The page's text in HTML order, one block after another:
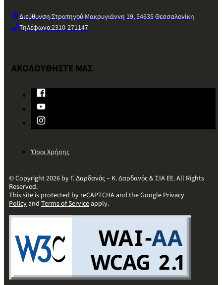
Διεύθυνση:Στρατηγού Μακρυγιάννη 19, 54635 Θεσσαλονίκη
Τηλέφωνο:2310-271147
ΑΚΟΛΟΥΘΗΣΤΕ ΜΑΣ
Όροι Χρήσης
© Copyright 2026 by Γ. Δαρδανός – Κ. Δαρδανός & ΣΙΑ ΕΕ. All Rights
Reserved.
This site is protected by reCAPTCHA and the GooglePrivacy
Policyand Terms of Serviceapply.